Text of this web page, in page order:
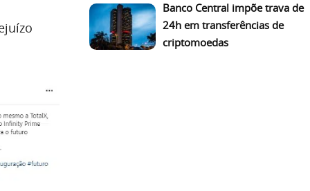
Banco Central impõe trava de
24h em transferências de
criptomoedas